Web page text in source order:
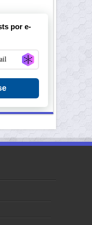
por e-
Generate new